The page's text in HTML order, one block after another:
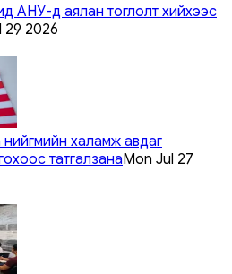
АНУ-д аялан тоглолт хийхээс
29 2026
халамж авдаг
татгалзанаMon Jul 27